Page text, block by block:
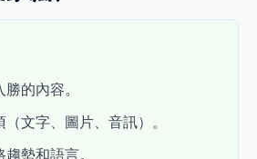
的內容。
文字、圖片、音訊）。
勢和語言。